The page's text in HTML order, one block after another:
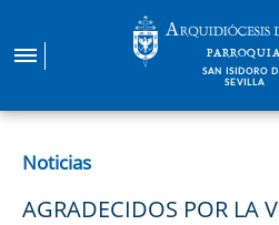
contenido
PARROQUIA
SAN ISIDORO
SEVILLA
Noticias
AGRADECIDOS POR LA